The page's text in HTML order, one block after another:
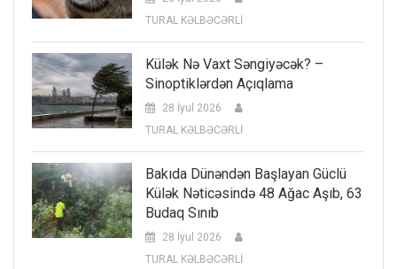
TURAL KƏLBƏCƏRLİ
Külək Nə Vaxt Səngiyəcək? –
Sinoptiklərdən Açıqlama
28 İyul 2026
TURAL KƏLBƏCƏRLİ
Bakıda Dünəndən Başlayan Güclü
Külək Nəticəsində 48 Ağac Aşıb, 63
Budaq Sınıb
28 İyul 2026
TURAL KƏLBƏCƏRLİ